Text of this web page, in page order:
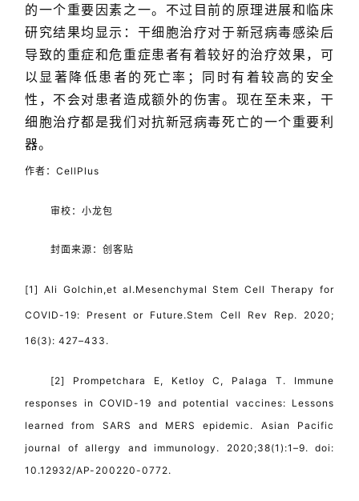
的一个重要因素之一。不过目前的原理进展和临床
研究结果均显示：干细胞治疗对于新冠病毒感染后
导致的重症和危重症患者有着较好的治疗效果，可
以显著降低患者的死亡率；同时有着较高的安全
性，不会对患者造成额外的伤害。现在至未来，干
细胞治疗都是我们对抗新冠病毒死亡的一个重要利
器。
作者：CellPlus
审校：小龙包
封面来源：创客贴
[1] Ali Golchin,et al.Mesenchymal Stem Cell Therapy for
COVID-19: Present or Future.Stem Cell Rev Rep. 2020;
16(3): 427–433.
[2] Prompetchara E, Ketloy C, Palaga T. Immune
responses in COVID-19 and potential vaccines: Lessons
learned from SARS and MERS epidemic. Asian Pacific
journal of allergy and immunology. 2020;38(1):1–9. doi:
10.12932/AP-200220-0772.